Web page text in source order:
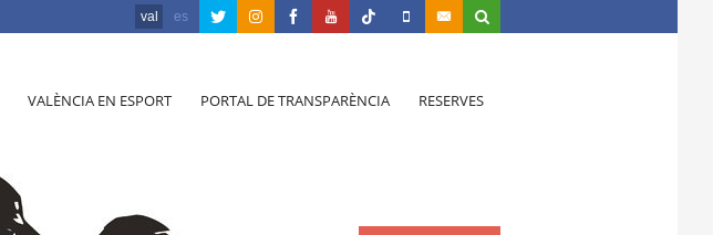
val es
VALÈNCIA EN ESPORT PORTAL DE TRANSPARÈNCIA RESERVES